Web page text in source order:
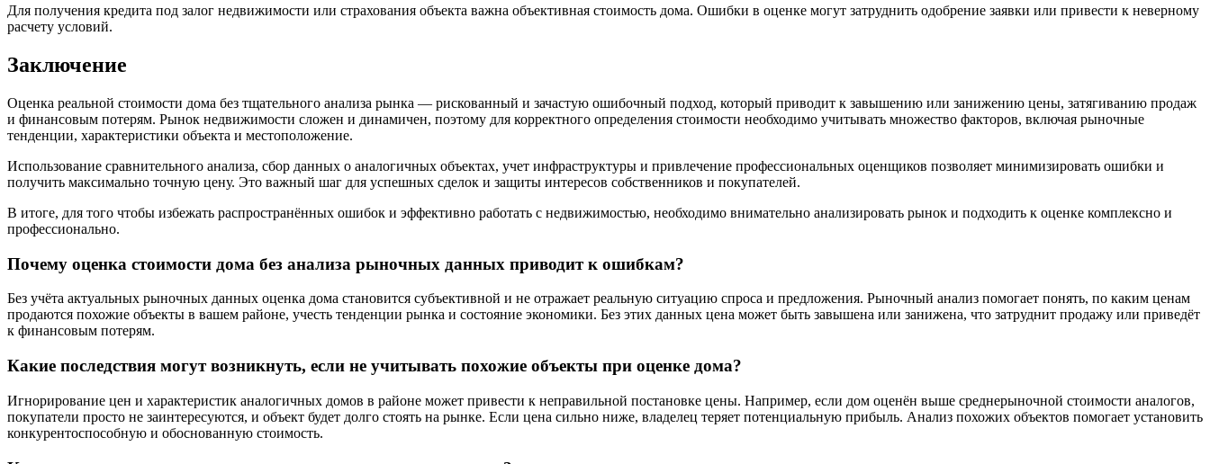
Для получения кредита под залог недвижимости или страхования объекта важна объективная стоимость дома. Ошибки в оценке могут затруднить одобрение заявки или привести к неверному
расчету условий.
Заключение
Оценка реальной стоимости дома без тщательного анализа рынка — рискованный и зачастую ошибочный подход, который приводит к завышению или занижению цены, затягиванию продаж
и финансовым потерям. Рынок недвижимости сложен и динамичен, поэтому для корректного определения стоимости необходимо учитывать множество факторов, включая рыночные
тенденции, характеристики объекта и местоположение.
Использование сравнительного анализа, сбор данных о аналогичных объектах, учет инфраструктуры и привлечение профессиональных оценщиков позволяет минимизировать ошибки и
получить максимально точную цену. Это важный шаг для успешных сделок и защиты интересов собственников и покупателей.
В итоге, для того чтобы избежать распространённых ошибок и эффективно работать с недвижимостью, необходимо внимательно анализировать рынок и подходить к оценке комплексно и
профессионально.
Почему оценка стоимости дома без анализа рыночных данных приводит к ошибкам?
Без учёта актуальных рыночных данных оценка дома становится субъективной и не отражает реальную ситуацию спроса и предложения. Рыночный анализ помогает понять, по каким ценам
продаются похожие объекты в вашем районе, учесть тенденции рынка и состояние экономики. Без этих данных цена может быть завышена или занижена, что затруднит продажу или приведёт
к финансовым потерям.
Какие последствия могут возникнуть, если не учитывать похожие объекты при оценке дома?
Игнорирование цен и характеристик аналогичных домов в районе может привести к неправильной постановке цены. Например, если дом оценён выше среднерыночной стоимости аналогов,
покупатели просто не заинтересуются, и объект будет долго стоять на рынке. Если цена сильно ниже, владелец теряет потенциальную прибыль. Анализ похожих объектов помогает установить
конкурентоспособную и обоснованную стоимость.